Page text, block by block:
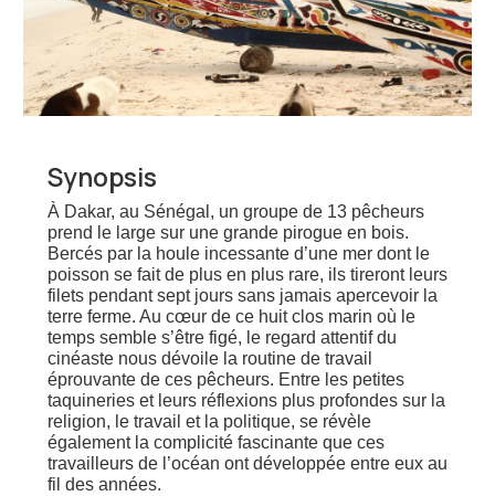
Synopsis
À Dakar, au Sénégal, un groupe de 13 pêcheurs
prend le large sur une grande pirogue en bois.
Bercés par la houle incessante d’une mer dont le
poisson se fait de plus en plus rare, ils tireront leurs
filets pendant sept jours sans jamais apercevoir la
terre ferme. Au cœur de ce huit clos marin où le
temps semble s’être figé, le regard attentif du
cinéaste nous dévoile la routine de travail
éprouvante de ces pêcheurs. Entre les petites
taquineries et leurs réflexions plus profondes sur la
religion, le travail et la politique, se révèle
également la complicité fascinante que ces
travailleurs de l’océan ont développée entre eux au
fil des années.